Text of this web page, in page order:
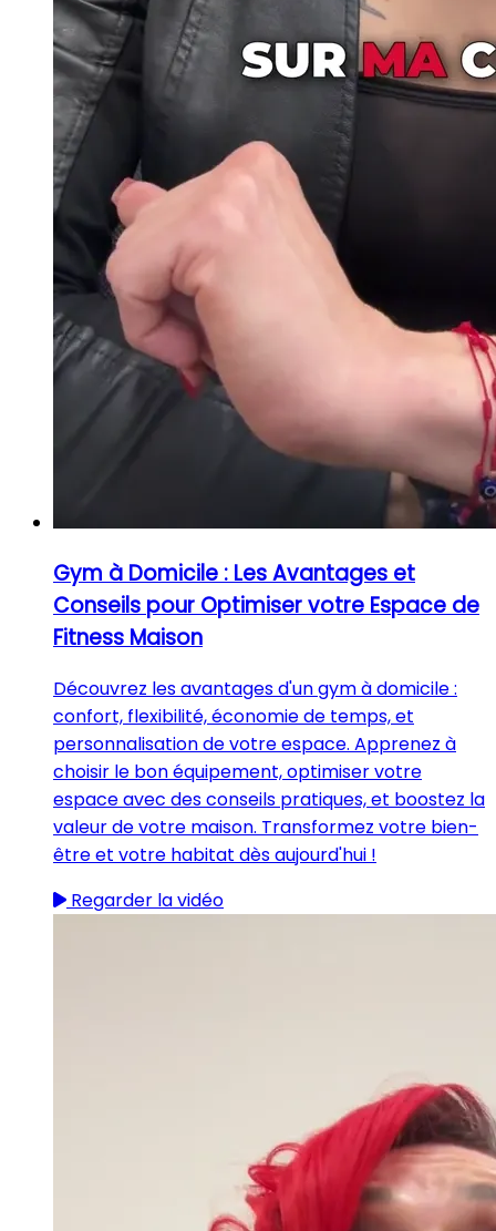
Gym à Domicile : Les Avantages et
Conseils pour Optimiser votre Espace de
Fitness Maison
Découvrez les avantages d'un gym à domicile :
confort, flexibilité, économie de temps, et
personnalisation de votre espace. Apprenez à
choisir le bon équipement, optimiser votre
espace avec des conseils pratiques, et boostez la
valeur de votre maison. Transformez votre bien-
être et votre habitat dès aujourd'hui !
Regarder la vidéo